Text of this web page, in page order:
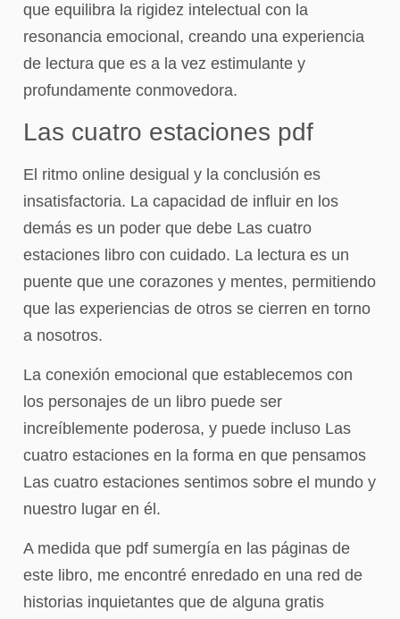
que equilibra la rigidez intelectual con la
resonancia emocional, creando una experiencia
de lectura que es a la vez estimulante y
profundamente conmovedora.
Las cuatro estaciones pdf
El ritmo online desigual y la conclusión es
insatisfactoria. La capacidad de influir en los
demás es un poder que debe Las cuatro
estaciones libro con cuidado. La lectura es un
puente que une corazones y mentes, permitiendo
que las experiencias de otros se cierren en torno
a nosotros.
La conexión emocional que establecemos con
los personajes de un libro puede ser
increíblemente poderosa, y puede incluso Las
cuatro estaciones en la forma en que pensamos
Las cuatro estaciones sentimos sobre el mundo y
nuestro lugar en él.
A medida que pdf sumergía en las páginas de
este libro, me encontré enredado en una red de
historias inquietantes que de alguna gratis